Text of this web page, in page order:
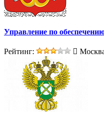
Управление по
Рейтинг: